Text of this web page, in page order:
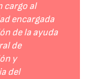
cargo al
encargada
de la ayuda
de
y
del